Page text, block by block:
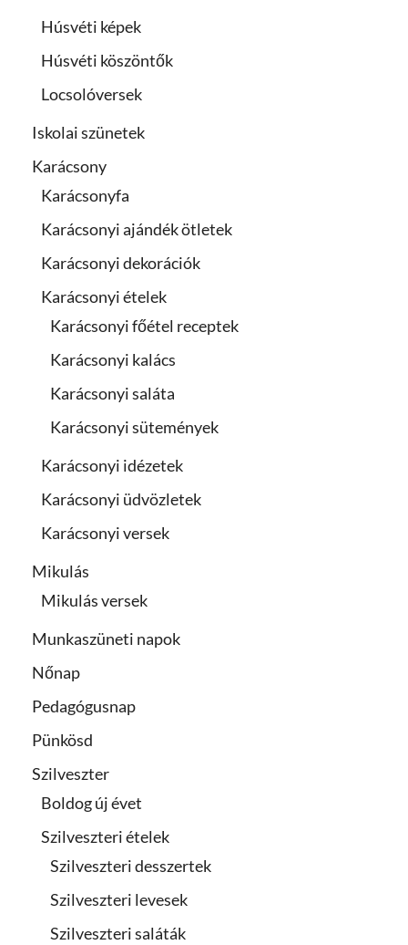
Húsvéti képek
Húsvéti köszöntők
Locsolóversek
Iskolai szünetek
Karácsony
Karácsonyfa
Karácsonyi ajándék ötletek
Karácsonyi dekorációk
Karácsonyi ételek
Karácsonyi főétel receptek
Karácsonyi kalács
Karácsonyi saláta
Karácsonyi sütemények
Karácsonyi idézetek
Karácsonyi üdvözletek
Karácsonyi versek
Mikulás
Mikulás versek
Munkaszüneti napok
Nőnap
Pedagógusnap
Pünkösd
Szilveszter
Boldog új évet
Szilveszteri ételek
Szilveszteri desszertek
Szilveszteri levesek
Szilveszteri saláták